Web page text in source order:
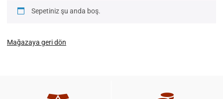
Sepetiniz şu anda boş.
Mağazaya geri dön